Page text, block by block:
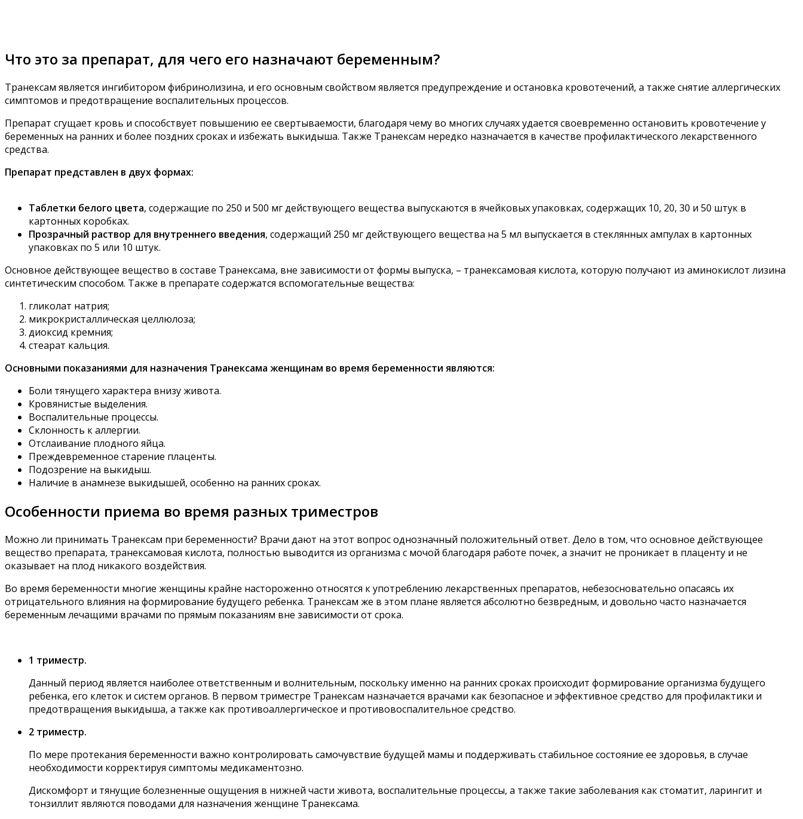
Что это за препарат, для чего его назначают беременным?
Транексам является ингибитором фибринолизина, и его основным свойством является предупреждение и остановка кровотечений, а также снятие аллергических
симптомов и предотвращение воспалительных процессов.
Препарат сгущает кровь и способствует повышению ее свертываемости, благодаря чему во многих случаях удается своевременно остановить кровотечение у
беременных на ранних и более поздних сроках и избежать выкидыша. Также Транексам нередко назначается в качестве профилактического лекарственного
средства.
Препарат представлен в двух формах:
Таблетки белого цвета, содержащие по 250 и 500 мг действующего вещества выпускаются в ячейковых упаковках, содержащих 10, 20, 30 и 50 штук в
картонных коробках.
Прозрачный раствор для внутреннего введения, содержащий 250 мг действующего вещества на 5 мл выпускается в стеклянных ампулах в картонных
упаковках по 5 или 10 штук.
Основное действующее вещество в составе Транексама, вне зависимости от формы выпуска, – транексамовая кислота, которую получают из аминокислот лизина
синтетическим способом. Также в препарате содержатся вспомогательные вещества:
гликолат натрия;
микрокристаллическая целлюлоза;
диоксид кремния;
стеарат кальция.
Основными показаниями для назначения Транексама женщинам во время беременности являются:
Боли тянущего характера внизу живота.
Кровянистые выделения.
Воспалительные процессы.
Склонность к аллергии.
Отслаивание плодного яйца.
Преждевременное старение плаценты.
Подозрение на выкидыш.
Наличие в анамнезе выкидышей, особенно на ранних сроках.
Особенности приема во время разных триместров
Можно ли принимать Транексам при беременности? Врачи дают на этот вопрос однозначный положительный ответ. Дело в том, что основное действующее
вещество препарата, транексамовая кислота, полностью выводится из организма с мочой благодаря работе почек, а значит не проникает в плаценту и не
оказывает на плод никакого воздействия.
Во время беременности многие женщины крайне настороженно относятся к употреблению лекарственных препаратов, небезосновательно опасаясь их
отрицательного влияния на формирование будущего ребенка. Транексам же в этом плане является абсолютно безвредным, и довольно часто назначается
беременным лечащими врачами по прямым показаниям вне зависимости от срока.
1 триместр.
Данный период является наиболее ответственным и волнительным, поскольку именно на ранних сроках происходит формирование организма будущего
ребенка, его клеток и систем органов. В первом триместре Транексам назначается врачами как безопасное и эффективное средство для профилактики и
предотвращения выкидыша, а также как противоаллергическое и противовоспалительное средство.
2 триместр.
По мере протекания беременности важно контролировать самочувствие будущей мамы и поддерживать стабильное состояние ее здоровья, в случае
необходимости корректируя симптомы медикаментозно.
Дискомфорт и тянущие болезненные ощущения в нижней части живота, воспалительные процессы, а также такие заболевания как стоматит, ларингит и
тонзиллит являются поводами для назначения женщине Транексама.